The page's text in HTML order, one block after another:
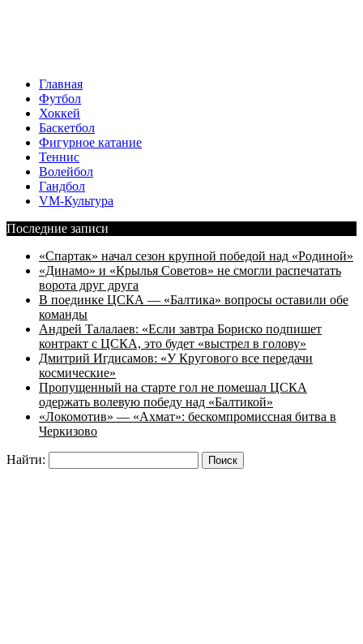
Главная
Футбол
Хоккей
Баскетбол
Фигурное катание
Теннис
Волейбол
Гандбол
VM-Культура
Последние записи
«Спартак» начал сезон крупной победой над «Родиной»
«Динамо» и «Крылья Советов» не смогли распечатать
ворота друг друга
В поединке ЦСКА — «Балтика» вопросы оставили обе
команды
Андрей Талалаев: «Если завтра Бориско подпишет
контракт с ЦСКА, это будет «выстрел в голову»
Дмитрий Игдисамов: «У Кругового все передачи
космические»
Пропущенный на старте гол не помешал ЦСКА
одержать волевую победу над «Балтикой»
«Локомотив» — «Ахмат»: бескомпромиссная битва в
Черкизово
Найти: